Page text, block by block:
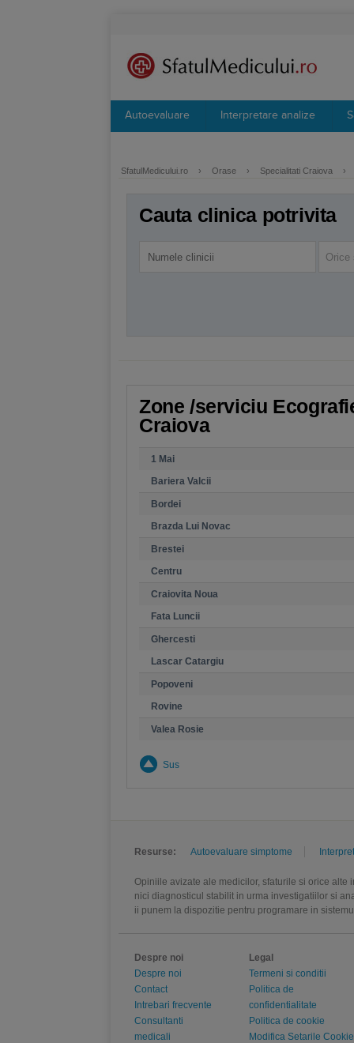
Autoevaluare Interpretare analize
SfatulMedicului.ro › Orase › Specialitati Craiova ›
Cauta clinica potrivita
Orice
Zone /serviciu
Craiova
1 Mai
Bariera Valcii
Bordei
Brazda Lui Novac
Brestei
Centru
Craiovita Noua
Fata Luncii
Ghercesti
Lascar Catargiu
Popoveni
Rovine
Valea Rosie
Sus
Resurse: Autoevaluare simptome
Opiniile avizate ale medicilor, sfaturile si orice
nici diagnosticul stabilit in urma investigatiilor si
ii punem la dispozitie pentru programare in
Despre noi
Despre noi
Contact
Intrebari frecvente
Consultanti
medicali
Legal
Termeni si conditii
Politica de
confidentialitate
Politica de cookie
Modifica Setarile Cookie